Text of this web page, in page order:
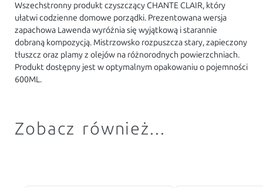
Wszechstronny produkt czyszczący CHANTE CLAIR, który
ułatwi codzienne domowe porządki. Prezentowana wersja
zapachowa Lawenda wyróżnia się wyjątkową i starannie
dobraną kompozycją. Mistrzowsko rozpuszcza stary, zapieczony
tłuszcz oraz plamy z olejów na różnorodnych powierzchniach.
Produkt dostępny jest w optymalnym opakowaniu o pojemności
600ML.
Zobacz również...